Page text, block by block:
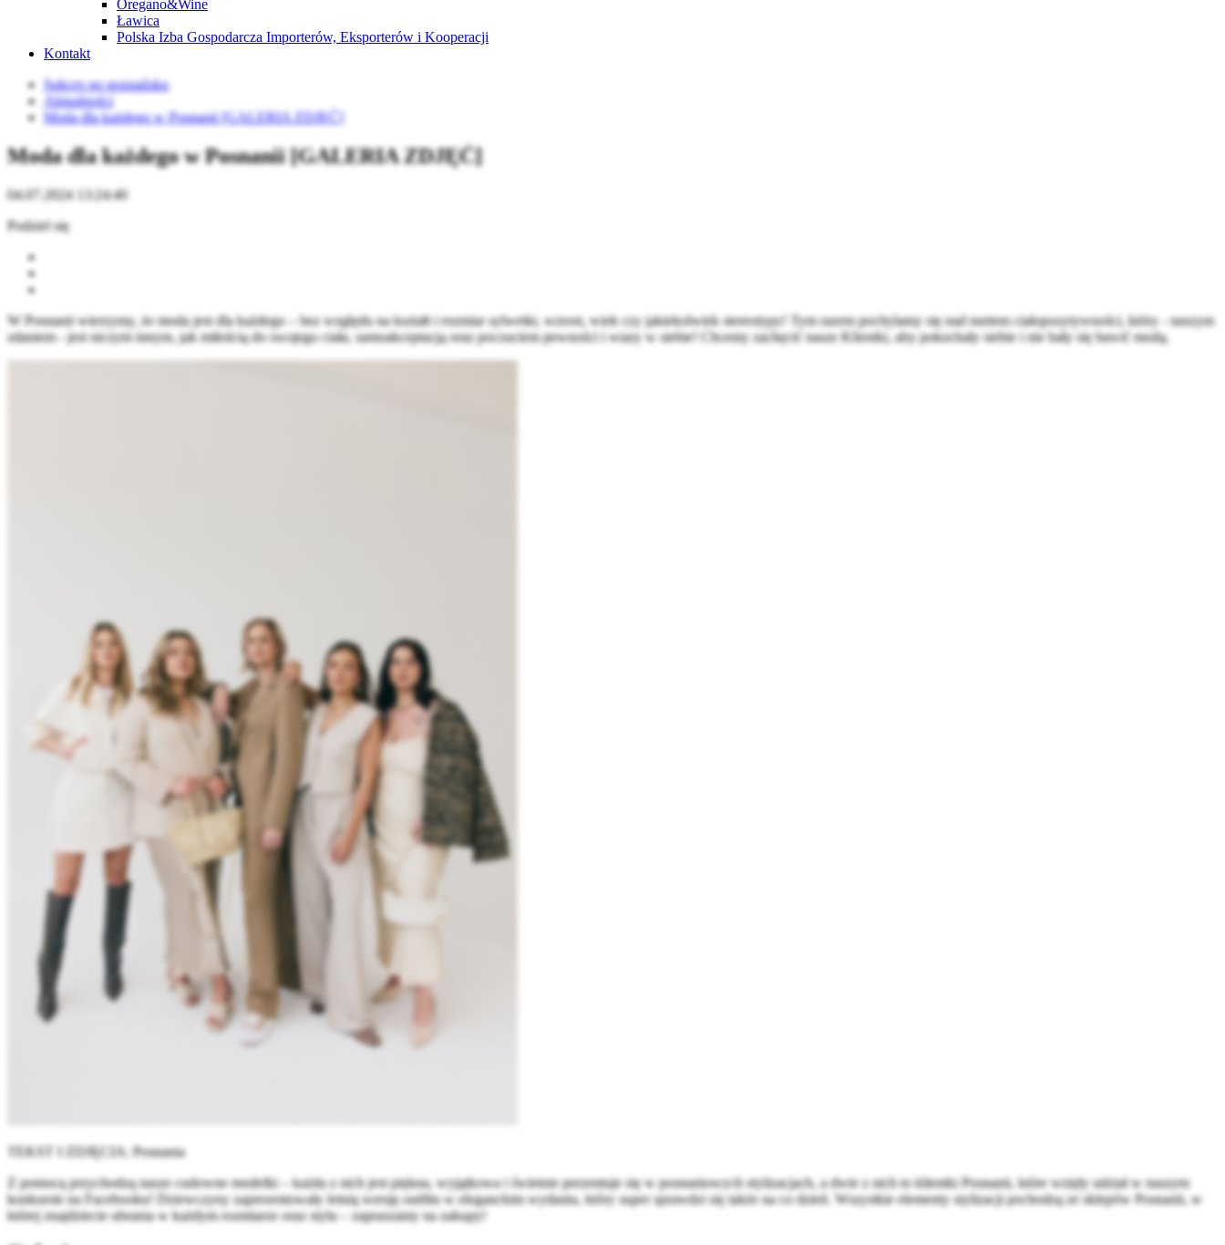
Oregano&Wine
Ławica
Polska Izba Gospodarcza Importerów, Eksporterów i Kooperacji
Kontakt
Sukces po poznańsku
Aktualności
Moda dla każdego w Posnanii [GALERIA ZDJĘĆ]
Moda dla każdego w Posnanii [GALERIA ZDJĘĆ]
04.07.2024 13:24:40
Podziel się
W Posnanii wierzymy, że moda jest dla każdego – bez względu na kształt i rozmiar sylwetki, wzrost, wiek czy jakiekolwiek stereotypy! Tym razem pochylamy się nad nurtem ciałopozytywności, który - naszym
zdaniem - jest niczym innym, jak miłością do swojego ciała, samoakceptacją oraz poczuciem pewności i wiary w siebie! Chcemy zachęcić nasze Klientki, aby pokochały siebie i nie bały się bawić modą.
TEKST I ZDJĘCIA: Posnania
Z pomocą przychodzą nasze cudowne modelki – każda z nich jest piękna, wyjątkowa i świetnie prezentuje się w posnaniowych stylizacjach, a dwie z nich to klientki Posnanii, które wzięły udział w naszym
konkursie na Facebooku! Dziewczyny zaprezentowały letnią wersję outfitu w eleganckim wydaniu, który super sprawdzi się także na co dzień. Wszystkie elementy stylizacji pochodzą ze sklepów Posnanii, w
której znajdziecie ubrania w każdym rozmiarze oraz stylu – zapraszamy na zakupy!